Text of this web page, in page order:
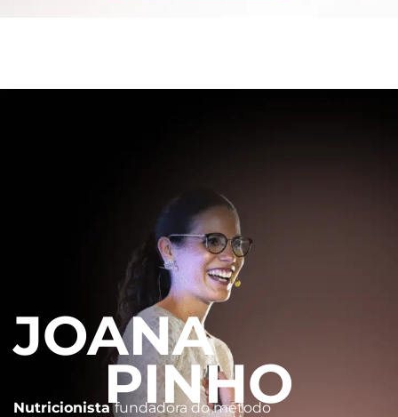
JOANA
PINHO
Nutricionistafundadora do método